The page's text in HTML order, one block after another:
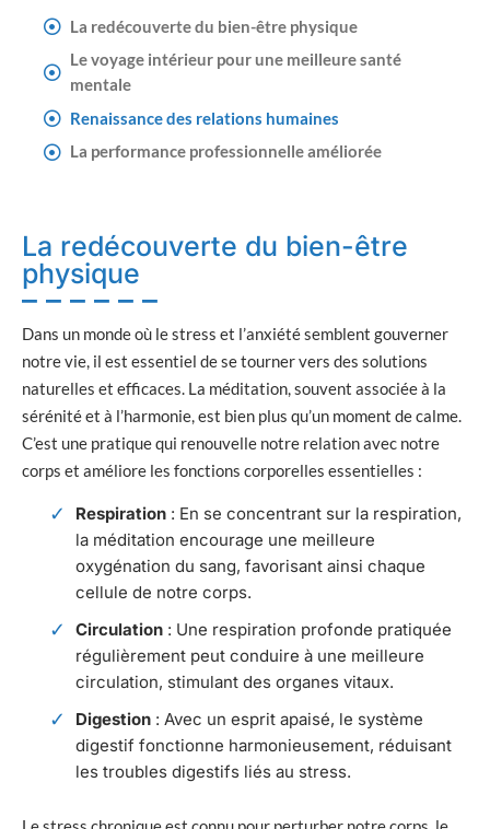
La redécouverte du bien-être physique
Le voyage intérieur pour une meilleure santé
mentale
Renaissance des relations humaines
La performance professionnelle améliorée
La redécouverte du bien-être
physique
Dans un monde où le stress et l’anxiété semblent gouverner
notre vie, il est essentiel de se tourner vers des solutions
naturelles et efficaces. La méditation, souvent associée à la
sérénité et à l’harmonie, est bien plus qu’un moment de calme.
C’est une pratique qui renouvelle notre relation avec notre
corps et améliore les fonctions corporelles essentielles :
Respiration : En se concentrant sur la respiration,
la méditation encourage une meilleure
oxygénation du sang, favorisant ainsi chaque
cellule de notre corps.
Circulation : Une respiration profonde pratiquée
régulièrement peut conduire à une meilleure
circulation, stimulant des organes vitaux.
Digestion : Avec un esprit apaisé, le système
digestif fonctionne harmonieusement, réduisant
les troubles digestifs liés au stress.